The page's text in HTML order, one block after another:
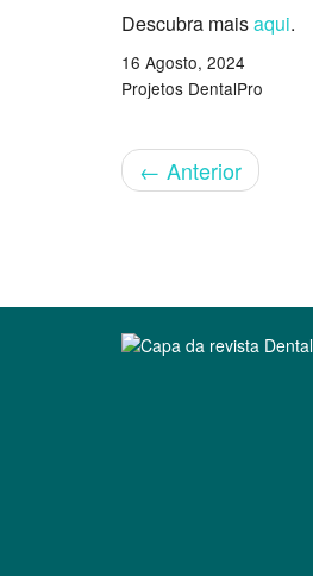
Descubra maisaqui.
16 Agosto, 2024
Projetos DentalPro
← Anterior